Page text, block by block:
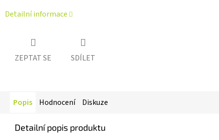
Detailní informace
ZEPTAT SE SDÍLET
Popis Hodnocení Diskuze
Detailní popis produktu